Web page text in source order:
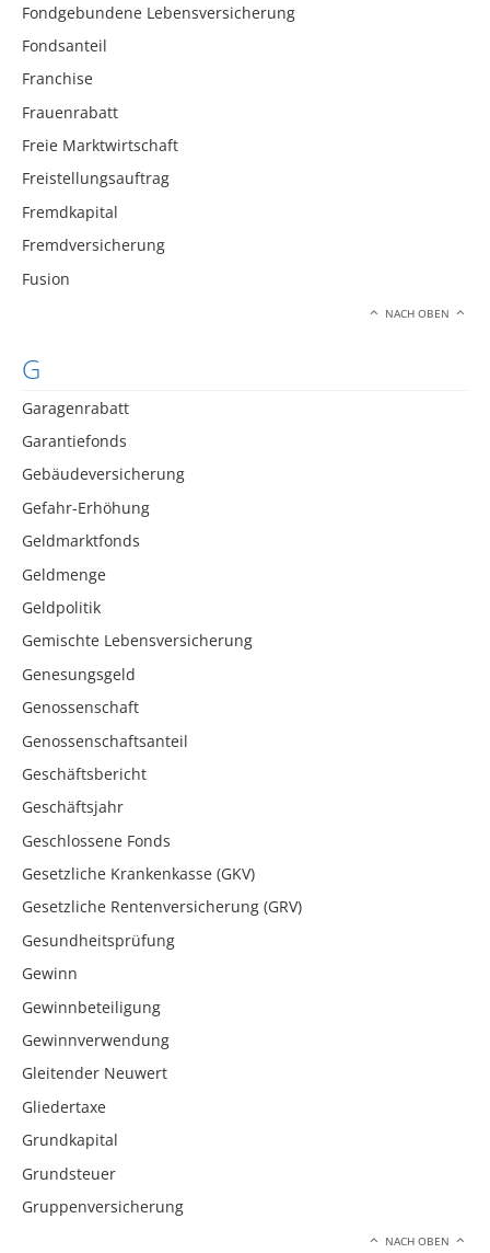
Fondgebundene Lebensversicherung
Fondsanteil
Franchise
Frauenrabatt
Freie Marktwirtschaft
Freistellungsauftrag
Fremdkapital
Fremdversicherung
Fusion
NACH OBEN
G
Garagenrabatt
Garantiefonds
Gebäudeversicherung
Gefahr-Erhöhung
Geldmarktfonds
Geldmenge
Geldpolitik
Gemischte Lebensversicherung
Genesungsgeld
Genossenschaft
Genossenschaftsanteil
Geschäftsbericht
Geschäftsjahr
Geschlossene Fonds
Gesetzliche Krankenkasse (GKV)
Gesetzliche Rentenversicherung (GRV)
Gesundheitsprüfung
Gewinn
Gewinnbeteiligung
Gewinnverwendung
Gleitender Neuwert
Gliedertaxe
Grundkapital
Grundsteuer
Gruppenversicherung
NACH OBEN